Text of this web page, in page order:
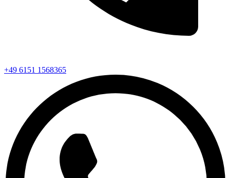
+49 6151 1568365